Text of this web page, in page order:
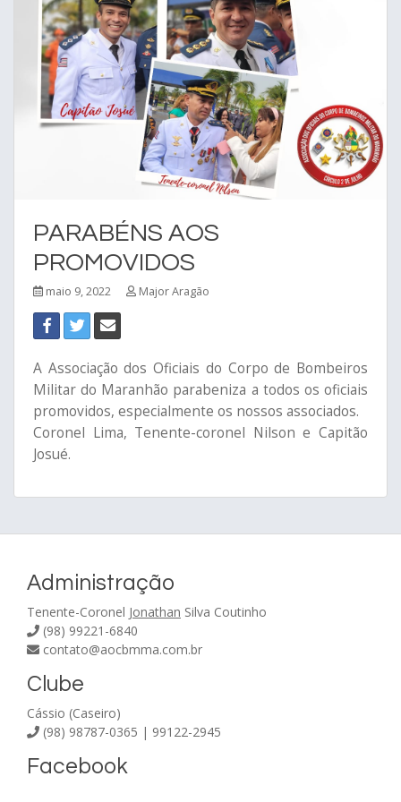
PARABÉNS AOS
PROMOVIDOS
maio 9, 2022 Major Aragão
A Associação dos Oficiais do Corpo de Bombeiros
Militar do Maranhão parabeniza a todos os oficiais
promovidos, especialmente os nossos associados.
Coronel Lima, Tenente-coronel Nilson e Capitão
Josué.
Administração
Tenente-Coronel Jonathan Silva Coutinho
(98) 99221-6840
contato@aocbmma.com.br
Clube
Cássio (Caseiro)
(98) 98787-0365 | 99122-2945
Facebook